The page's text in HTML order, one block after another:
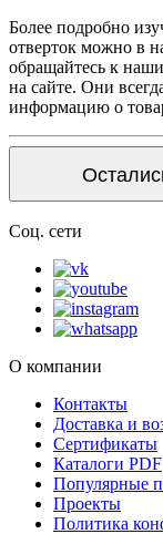
Более подробно
отверток можно в
обращайтесь к
на сайте. Они
информацию о
Соц. сети
О компании
Контакты
Доставка и
Сертификаты
Каталоги PDF
Популярные
Проекты
Политика